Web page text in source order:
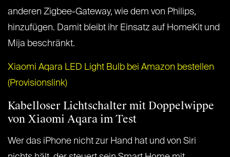
anderen Zigbee-Gateway, wie dem von Philips,
hinzufügen. Damit bleibt ihr Einsatz auf HomeKit und
Mija beschränkt.
Xiaomi Aqara LED Light Bulb bei Amazon bestellen
(Provisionslink)
Kabelloser Lichtschalter mit Doppelwippe
von Xiaomi Aqara im Test
Wer das iPhone nicht zur Hand hat und von Siri